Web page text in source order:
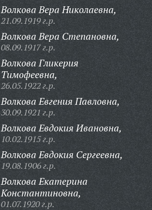
Волкова Вера Николаевна,
21.09.1919 г.р.
Волкова Вера Степановна,
08.09.1917 г.р.
Волкова Гликерия
Тимофеевна,
26.05.1922 г.р.
Волкова Евгения Павловна,
30.09.1921 г.р.
Волкова Евдокия Ивановна,
10.02.1915 г.р.
Волкова Евдокия Сергеевна,
19.08.1906 г.р.
Волкова Екатерина
Константиновна,
01.07.1920 г.р.